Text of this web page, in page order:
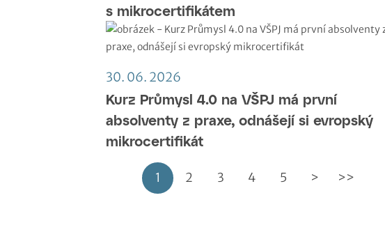
s mikrocertifikátem
30. 06. 2026
Kurz Průmysl 4.0 na VŠPJ má první
absolventy z praxe, odnášejí si evropský
mikrocertifikát
1 2 3 4 5 > >>